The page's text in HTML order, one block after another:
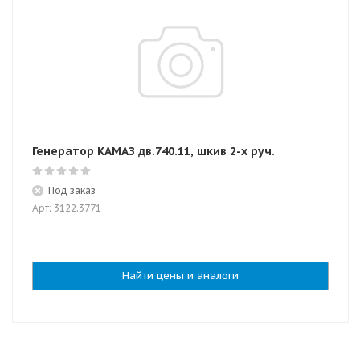
Генератор КАМАЗ дв.740.11, шкив 2-х руч.
Под заказ
Арт: 3122.3771
Найти цены и аналоги